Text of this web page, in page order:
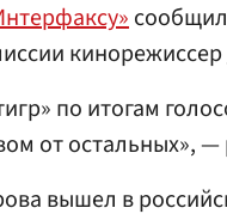
кинорежиссер
по итогам
от остальных», —
вышел в